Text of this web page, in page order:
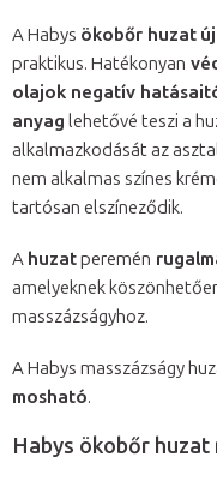
A Habys ökobőr huzat
praktikus. Hatékonyan
olajok negatív
anyag lehetővé teszi a
alkalmazkodását az
nem alkalmas színes
tartósan elszíneződik.
A huzatperemén
amelyeknek
masszázságyhoz.
A Habys masszázságy
mosható.
Habys ökobőr